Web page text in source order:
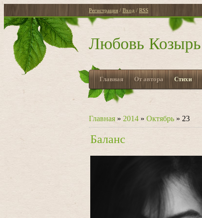
Регистрация / Вход / RSS
Любовь Козырь
Главная От автора Стихи
Главная » 2014 » Октябрь » 23
Баланс